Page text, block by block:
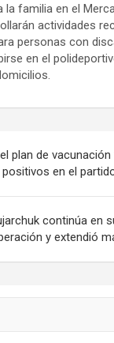
familia en el
actividades
personas con
en el
plan de
en el
continúa en
y extendió